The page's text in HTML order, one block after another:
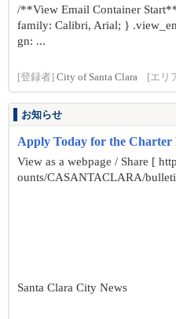
/**View Email Container
family: Calibri, Arial; }
gn: ...
[登録者] City of Santa Clara [エリ
お知らせ
Apply Today for the Charter
View as a webpage / Share [
ounts/CASANTACLARA/
Santa Clara City News